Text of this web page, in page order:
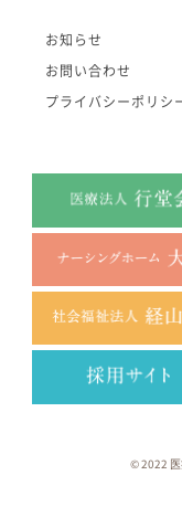
お知らせ
お問い合わせ
プライバシーポリシ
© 2022 医